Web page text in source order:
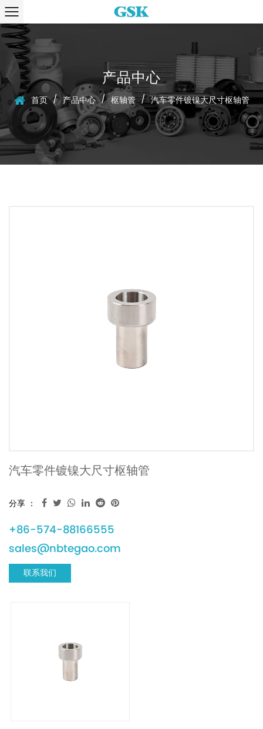
产品中心
首页 / 产品中心 / 枢轴管 / 汽车零件镀镍大尺寸枢轴管
汽车零件镀镍大尺寸枢轴管
分享 ：
+86-574-88166555
sales@nbtegao.com
联系我们